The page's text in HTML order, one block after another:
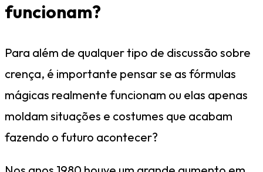
funcionam?
Para além de qualquer tipo de discussão sobre
crença, é importante pensar se as fórmulas
mágicas realmente funcionam ou elas apenas
moldam situações e costumes que acabam
fazendo o futuro acontecer?